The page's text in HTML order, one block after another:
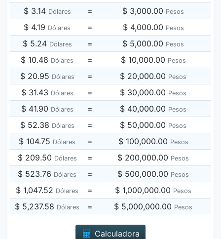
$ 3.14 Dólares = $ 3,000.00 Pesos
$ 4.19 Dólares = $ 4,000.00 Pesos
$ 5.24 Dólares = $ 5,000.00 Pesos
$ 10.48 Dólares = $ 10,000.00 Pesos
$ 20.95 Dólares = $ 20,000.00 Pesos
$ 31.43 Dólares = $ 30,000.00 Pesos
$ 41.90 Dólares = $ 40,000.00 Pesos
$ 52.38 Dólares = $ 50,000.00 Pesos
$ 104.75 Dólares = $ 100,000.00 Pesos
$ 209.50 Dólares = $ 200,000.00 Pesos
$ 523.76 Dólares = $ 500,000.00 Pesos
$ 1,047.52 Dólares = $ 1,000,000.00 Pesos
$ 5,237.58 Dólares = $ 5,000,000.00 Pesos
Calculadora